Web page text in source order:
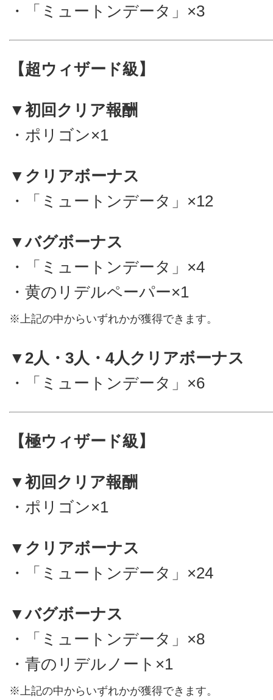
・「ミュートンデータ」×3
【超ウィザード級】
▼初回クリア報酬
・ポリゴン×1
▼クリアボーナス
・「ミュートンデータ」×12
▼バグボーナス
・「ミュートンデータ」×4
・黄のリデルペーパー×1
※上記の中からいずれかが獲得できます。
▼2人・3人・4人クリアボーナス
・「ミュートンデータ」×6
【極ウィザード級】
▼初回クリア報酬
・ポリゴン×1
▼クリアボーナス
・「ミュートンデータ」×24
▼バグボーナス
・「ミュートンデータ」×8
・青のリデルノート×1
※上記の中からいずれかが獲得できます。